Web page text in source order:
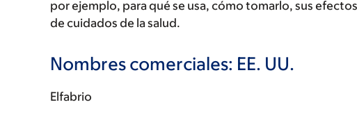
por ejemplo, para qué se usa, cómo tomarlo, sus
de cuidados de la salud.
Nombres comerciales: EE. UU.
Elfabrio